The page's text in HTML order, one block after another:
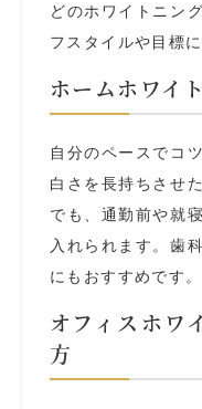
どのホワイトニン
フスタイルや目標
ホームホワイ
自分のペースでコ
白さを長持ちさせ
でも、通勤前や就
入れられます。歯
にもおすすめです。
オフィスホワ
方